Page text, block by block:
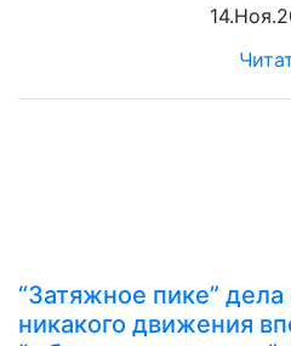
“Затяжное пике”
никакого движения